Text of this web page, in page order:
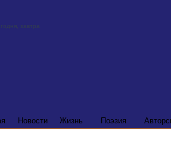
Новости Жизнь Поэзия